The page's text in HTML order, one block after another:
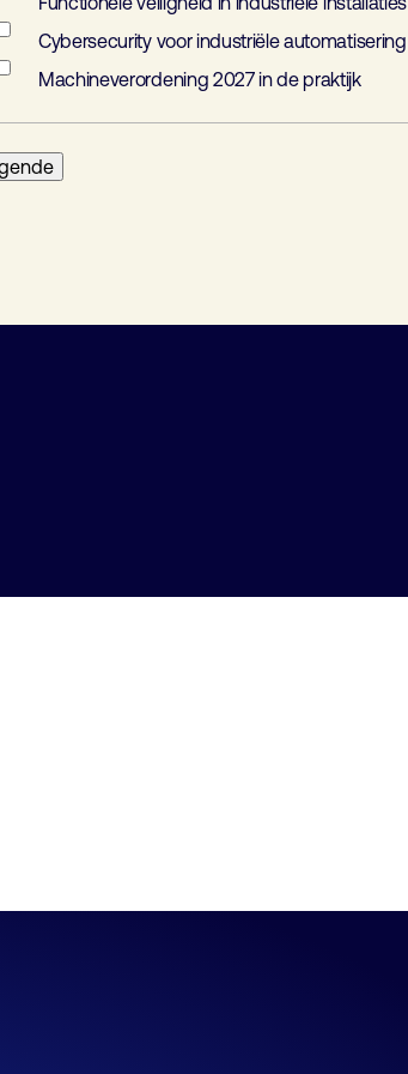
Cybersecurity voor industriële automatisering
Machineverordening 2027 in de praktijk